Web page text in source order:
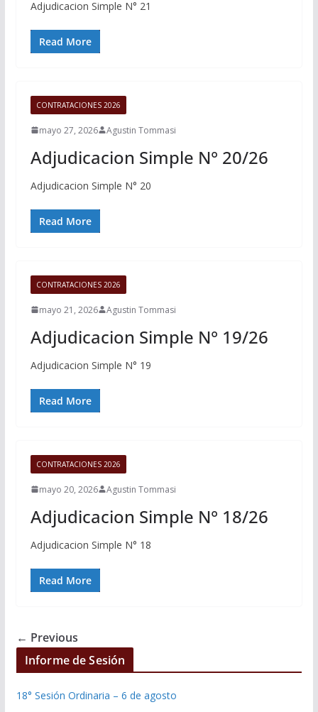
Adjudicacion Simple N° 21
Read More
CONTRATACIONES 2026
mayo 27, 2026 Agustin Tommasi
Adjudicacion Simple N° 20/26
Adjudicacion Simple N° 20
Read More
CONTRATACIONES 2026
mayo 21, 2026 Agustin Tommasi
Adjudicacion Simple N° 19/26
Adjudicacion Simple N° 19
Read More
CONTRATACIONES 2026
mayo 20, 2026 Agustin Tommasi
Adjudicacion Simple N° 18/26
Adjudicacion Simple N° 18
Read More
← Previous
Informe de Sesión
18° Sesión Ordinaria – 6 de agosto